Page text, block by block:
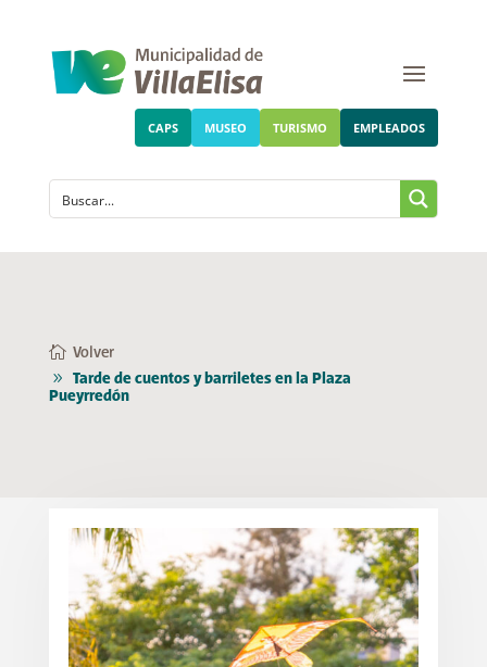
CAPS MUSEO TURISMO EMPLEADOS
Volver
Tarde de cuentos y barriletes en la Plaza
Pueyrredón